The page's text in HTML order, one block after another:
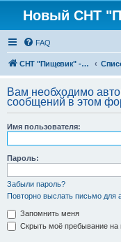
Новый СНТ
FAQ
СНТ "Пищевик" - возвращение на Главную страницу
Вам необходимо
сообщений в этом
Имя пользователя:
Пароль:
Забыли пароль?
Повторно выслать письмо для
Запомнить меня
Скрыть моё пребывание на